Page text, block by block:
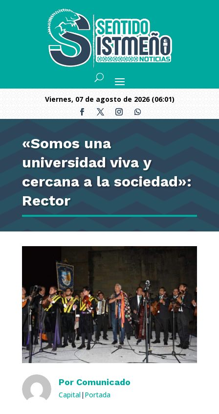
viernes, 07 de agosto de 2026 (06:01)
«Somos una
universidad viva y
cercana a la sociedad»:
Rector
Por Comunicado
Capital| Portada